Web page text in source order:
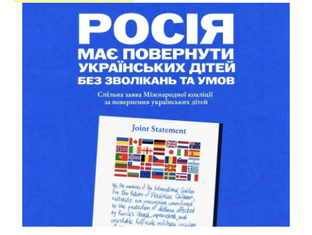
Дорадчі органи
Антикорупційна діяльність
Українська
Налаштування доступності